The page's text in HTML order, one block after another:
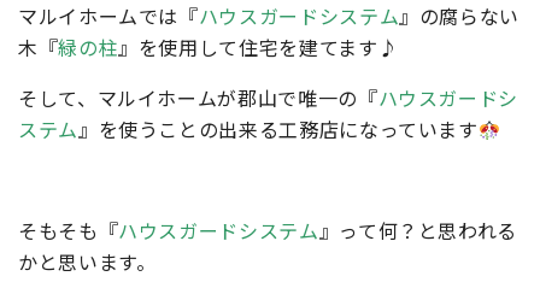
マルイホームでは『ハウスガードシステム』の腐らない
木『緑の柱』を使用して住宅を建てます♪
そして、マルイホームが郡山で唯一の『ハウスガードシ
ステム』を使うことの出来る工務店になっています
そもそも『ハウスガードシステム』って何？と思われる
かと思います。